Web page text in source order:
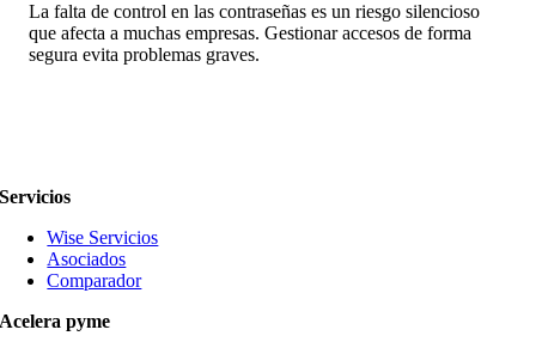
La falta de control en las contraseñas es un riesgo silencioso
que afecta a muchas empresas. Gestionar accesos de forma
segura evita problemas graves.
Servicios
Wise Servicios
Asociados
Comparador
Acelera pyme